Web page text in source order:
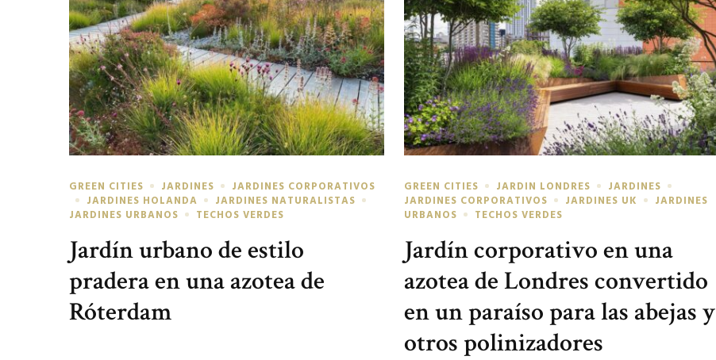
GREEN CITIES JARDINES
JARDINES CORPORATIVOS
JARDINES HOLANDA
JARDINES NATURALISTAS
JARDINES URBANOS
TECHOS VERDES
Jardín urbano de estilo
pradera en una azotea de
Róterdam
GREEN CITIES JARDIN LONDRES
JARDINES
JARDINES CORPORATIVOS
JARDINES UK
JARDINES
URBANOS
TECHOS VERDES
Jardín corporativo en una
azotea de Londres convertido
en un paraíso para las abejas y
otros polinizadores